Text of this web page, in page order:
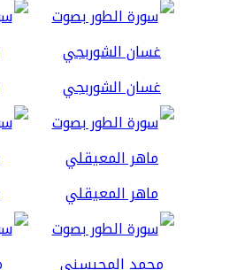
غسان الشوربجي
ماهر المعيقلي